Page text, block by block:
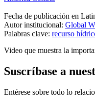
Fecha de publicación en
Autor institucional: Global
Palabras clave: recurso
Video que muestra la
Suscríbase a
Entérese sobre todo lo